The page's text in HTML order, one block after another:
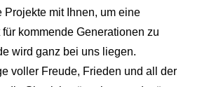
Projekte mit Ihnen, um eine
kommende Generationen zu
wird ganz bei uns liegen.
voller Freude, Frieden und all der